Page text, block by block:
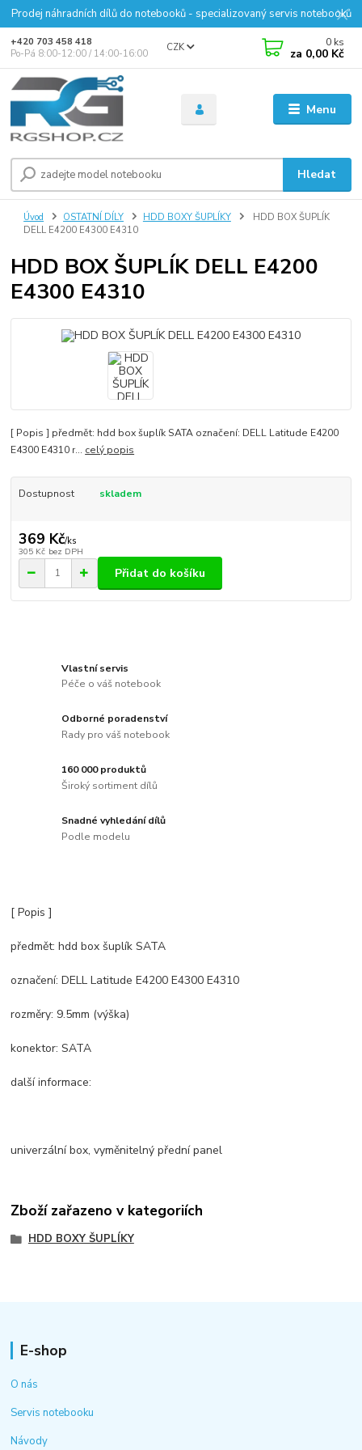
Prodej náhradních dílů do notebooků - specializovaný servis notebooků
Menu
CZK
Hledat
+420 703 458 418
Po-Pá 8:00-12:00 / 14:00-16:00
0 ks
za 0,00 Kč
Úvod OSTATNÍ DÍLY HDD BOXY ŠUPLÍKY
HDD BOX ŠUPLÍK
DELL E4200 E4300 E4310
HDD BOX ŠUPLÍK DELL E4200
E4300 E4310
[ Popis ] předmět: hdd box šuplík SATA označení: DELL Latitude E4200
E4300 E4310 r... celý popis
Dostupnost skladem
369 Kč/ks
305 Kč bez DPH
Přidat do košíku
Vlastní servis
Péče o váš notebook
Odborné poradenství
Rady pro váš notebook
160 000 produktů
Široký sortiment dílů
Snadné vyhledání dílů
Podle modelu
[ Popis ]
předmět: hdd box šuplík SATA
označení: DELL Latitude E4200 E4300 E4310
rozměry: 9.5mm (výška)
konektor: SATA
další informace:
univerzální box, vyměnitelný přední panel
Zboží zařazeno v kategoriích
HDD BOXY ŠUPLÍKY
E-shop
O nás
Servis notebooku
Návody